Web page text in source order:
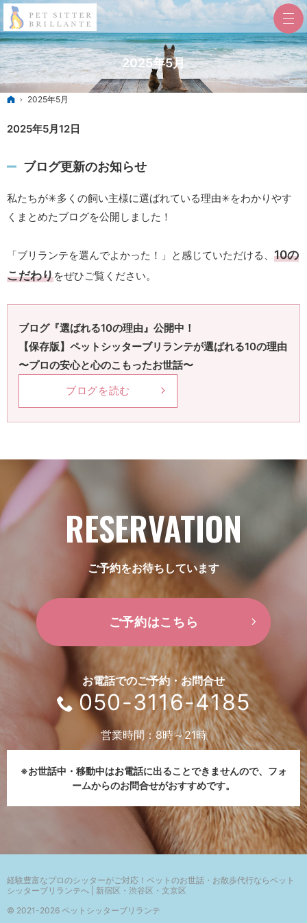
2025年5月
ホーム
2025年5月
2025年5月12日
ブログ更新のお知らせ
私たちが✳︎多くの飼い主様に選ばれている理由✳︎をわかりやす
くまとめたブログを公開しました！
⁡「ブリランテを選んでよかった！」と感じていただける、 10の
こだわりをぜひご覧ください。
ブログ『選ばれる10の理由』公開中！
【保存版】ペットシッターブリランテが選ばれる10の理由
〜プロの安心と心のこもったお世話〜
ブログを読む
RESERVATION
ご予約をお待ちしています
ご予約はこちら
お電話でのご予約・お問合せ
050-3116-4185
営業時間：8時～21時
※お世話中・移動中はお電話に出ることできませんので、 フォ
ームからのお問合せがおすすめです。
© 2021-2026 ペットシッターブリランテ
経験豊富なプロのシッターがご対応！ ペットのお世話・お散歩代行ならペット
シッターブリランテへ | 新宿区・渋谷区・文京区